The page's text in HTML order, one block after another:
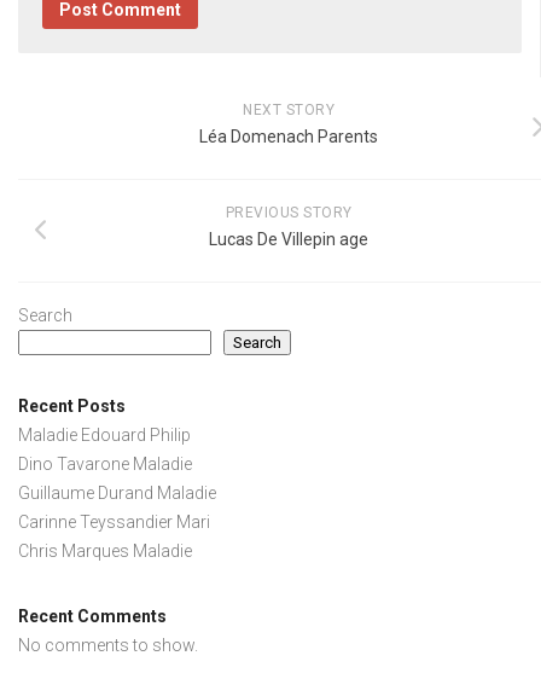
NEXT STORY
Léa Domenach Parents
PREVIOUS STORY
Lucas De Villepin age
Search
Search
Recent Posts
Maladie Edouard Philip
Dino Tavarone Maladie
Guillaume Durand Maladie
Carinne Teyssandier Mari
Chris Marques Maladie
Recent Comments
No comments to show.